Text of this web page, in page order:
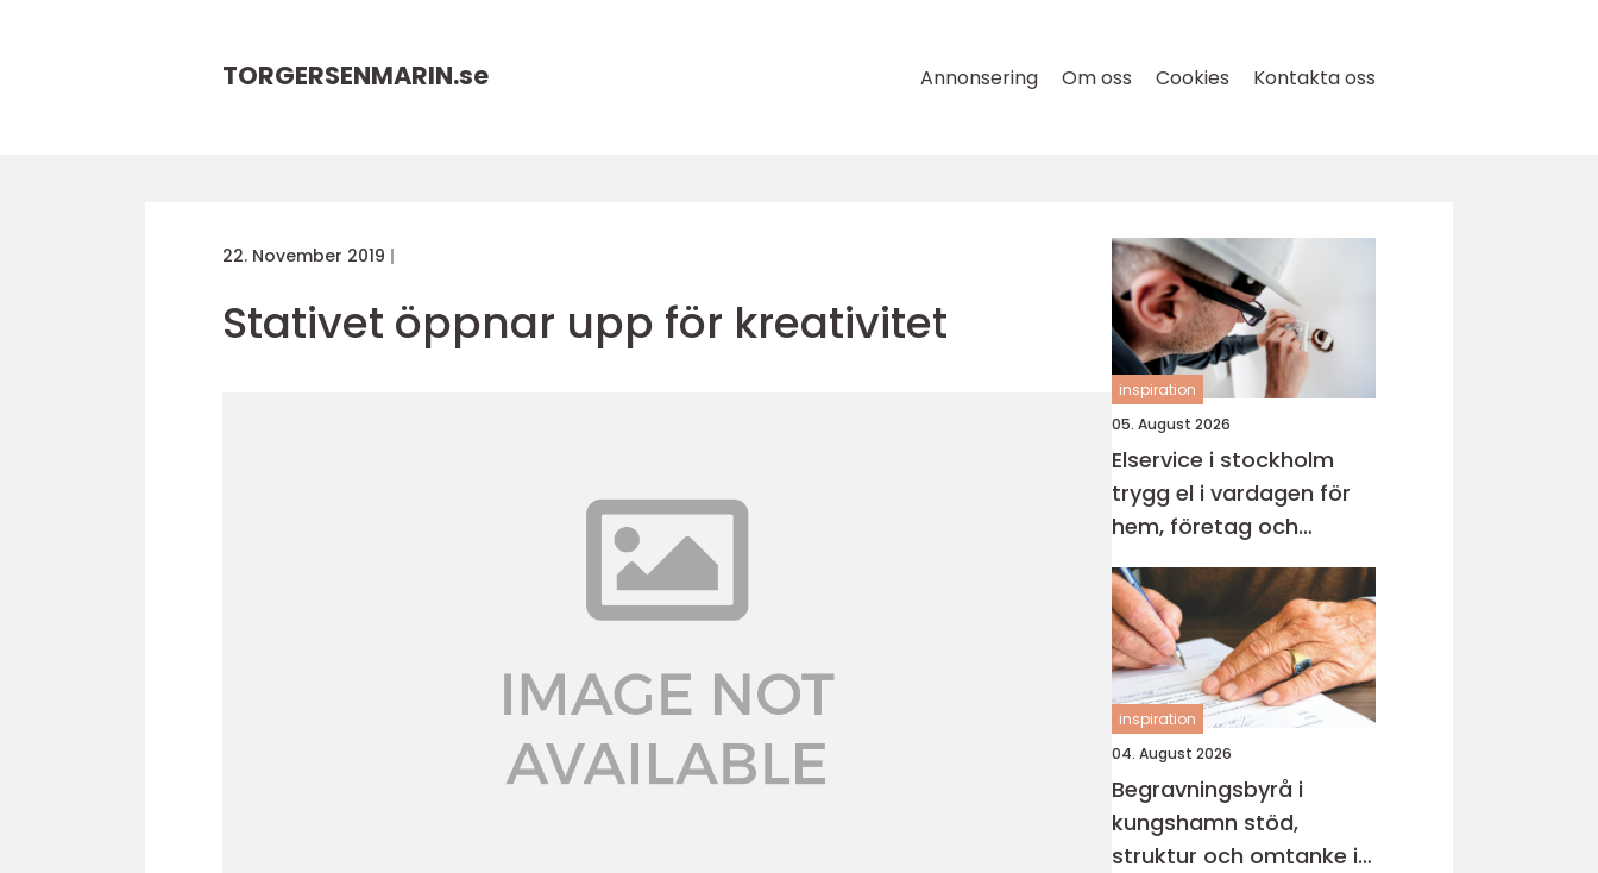
TORGERSENMARIN.se Annonsering Om oss Cookies Kontakta oss
22. November 2019
Stativet öppnar upp för kreativitet
inspiration
05. August 2026
Elservice i stockholm
trygg el i vardagen för
hem, företag och
industri
inspiration
04. August 2026
Begravningsbyrå i
kungshamn stöd,
struktur och omtanke i